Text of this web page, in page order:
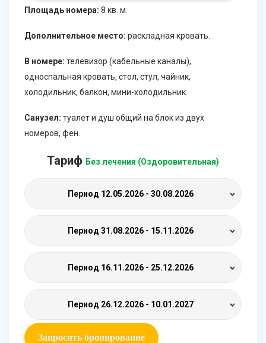
Площадь номера: 8 кв. м.
Дополнительное место: раскладная кровать.
В номере: телевизор (кабельные каналы),
односпальная кровать, стол, стул, чайник,
холодильник, балкон, мини-холодильник.
Санузел: туалет и душ общий на блок из двух
номеров, фен.
Тариф Без лечения (Оздоровительная)
Период 12.05.2026 - 30.08.2026
Период 31.08.2026 - 15.11.2026
Период 16.11.2026 - 25.12.2026
Период 26.12.2026 - 10.01.2027
Запросить бронирование